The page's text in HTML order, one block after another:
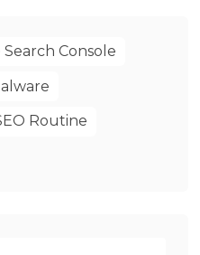
Console
Routine